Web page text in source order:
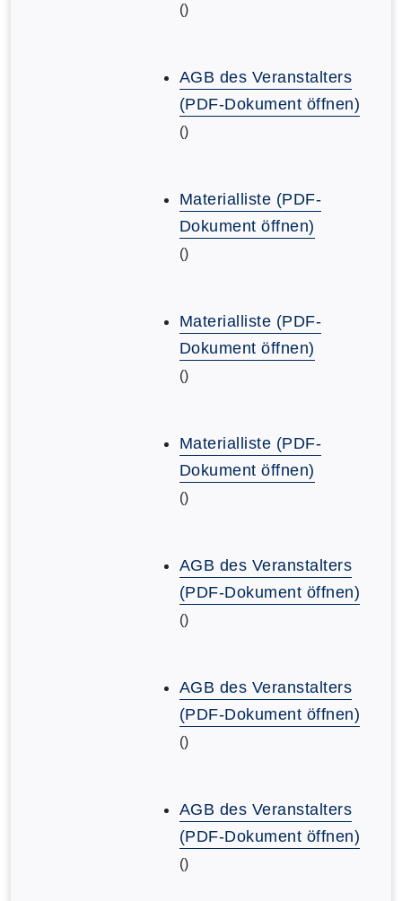
()
AGB des Veranstalters
(PDF-Dokument öffnen)
()
Materialliste (PDF-
Dokument öffnen)
()
Materialliste (PDF-
Dokument öffnen)
()
Materialliste (PDF-
Dokument öffnen)
()
AGB des Veranstalters
(PDF-Dokument öffnen)
()
AGB des Veranstalters
(PDF-Dokument öffnen)
()
AGB des Veranstalters
(PDF-Dokument öffnen)
()